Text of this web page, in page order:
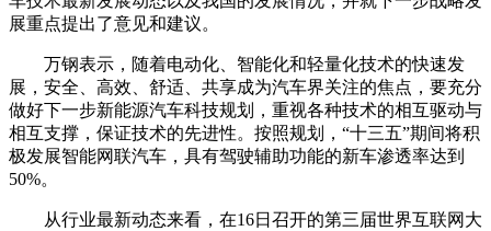
展重点提出了意见和建议。
万钢表示，随着电动化、智能化和轻量化技术的快速发
展，安全、高效、舒适、共享成为汽车界关注的焦点，要充分
做好下一步新能源汽车科技规划，重视各种技术的相互驱动与
相互支撑，保证技术的先进性。按照规划，“十三五”期间将积
极发展智能网联汽车，具有驾驶辅助功能的新车渗透率达到
50%。
从行业最新动态来看，在16日召开的第三届世界互联网大